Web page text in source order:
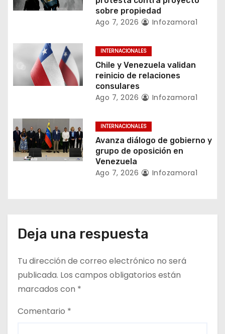
e
n
t
r
d
a
sobre propiedad
Ago 7, 2026 Infozamora1
INTERNACIONALES
Chile y Venezuela validan
reinicio de relaciones
consulares
Ago 7, 2026 Infozamora1
INTERNACIONALES
Avanza diálogo de gobierno y
grupo de oposición en
Venezuela
Ago 7, 2026 Infozamora1
Deja una respuesta
Tu dirección de correo electrónico no será
publicada. Los campos obligatorios están
marcados con *
Comentario *